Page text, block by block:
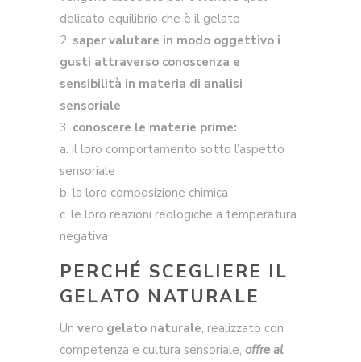
delicato equilibrio che è il gelato
2. saper valutare in modo oggettivo i
gusti attraverso conoscenza e
sensibilità in materia di analisi
sensoriale
3. conoscere le materie prime:
a. il loro comportamento sotto l’aspetto
sensoriale
b. la loro composizione chimica
c. le loro reazioni reologiche a temperatura
negativa
PERCHÉ SCEGLIERE IL
GELATO NATURALE
Un vero gelato naturale, realizzato con
competenza e cultura sensoriale, offre al